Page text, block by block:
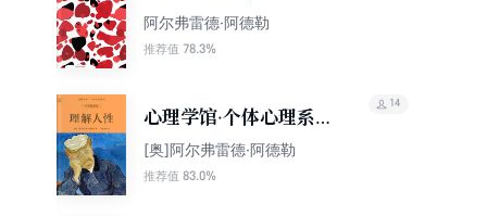
典）
阿尔弗雷德·阿德勒
推荐值 78.3%
心理学馆·个体心理系
列：理解人性（全彩插
图版）
[奥]阿尔弗雷德·阿德勒
推荐值 83.0%
14